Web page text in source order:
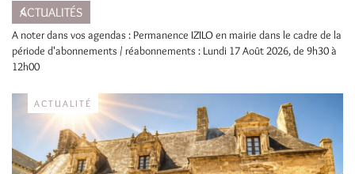
ACTUALITÉS
A noter dans vos agendas : Permanence IZILO en mairie dans le cadre de la
période d'abonnements / réabonnements : Lundi 17 Août 2026, de 9h30 à
12h00
ACTUALITÉ